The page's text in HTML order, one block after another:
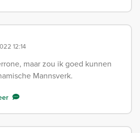
12:14
maar zou ik goed kunnen
Mannsverk.